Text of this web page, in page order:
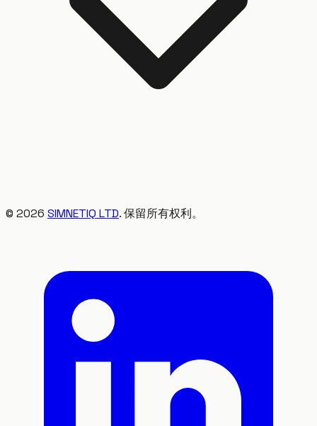
© 2026 SIMNETIQ LTD. 保留所有权利。